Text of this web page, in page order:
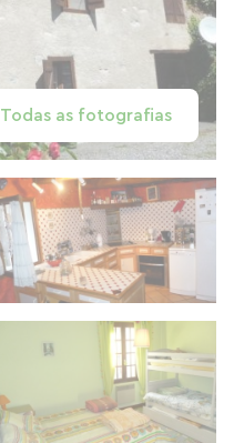
Todas as fotografias